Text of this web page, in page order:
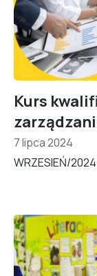
Kurs
7 lipca 2024
WRZESIEŃ/